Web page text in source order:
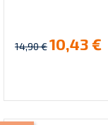
14,90 €10,43 €